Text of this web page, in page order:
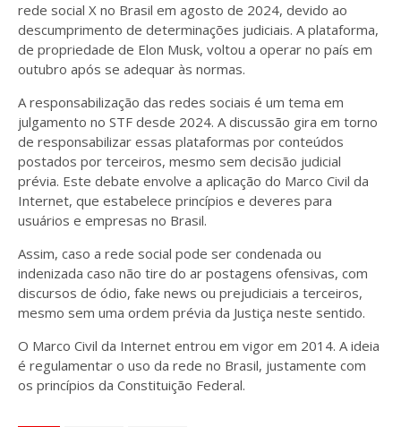
rede social X no Brasil em agosto de 2024, devido ao
descumprimento de determinações judiciais. A plataforma,
de propriedade de Elon Musk, voltou a operar no país em
outubro após se adequar às normas.
A responsabilização das redes sociais é um tema em
julgamento no STF desde 2024. A discussão gira em torno
de responsabilizar essas plataformas por conteúdos
postados por terceiros, mesmo sem decisão judicial
prévia. Este debate envolve a aplicação do Marco Civil da
Internet, que estabelece princípios e deveres para
usuários e empresas no Brasil.
Assim, caso a rede social pode ser condenada ou
indenizada caso não tire do ar postagens ofensivas, com
discursos de ódio, fake news ou prejudiciais a terceiros,
mesmo sem uma ordem prévia da Justiça neste sentido.
O Marco Civil da Internet entrou em vigor em 2014. A ideia
é regulamentar o uso da rede no Brasil, justamente com
os princípios da Constituição Federal.